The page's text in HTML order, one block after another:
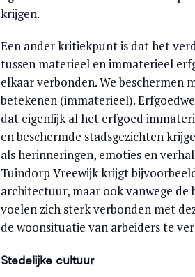
krijgen.
Een ander kritiekpunt is dat het
tussen materieel en immaterieel
elkaar verbonden. We
betekenen (immaterieel).
dat eigenlijk al het erfgoed
en beschermde stadsgezichten
als herinneringen, emoties en
Tuindorp Vreewijk krijgt
architectuur, maar ook vanwege de
voelen zich sterk verbonden met
de woonsituatie van arbeiders te
Stedelijke cultuur